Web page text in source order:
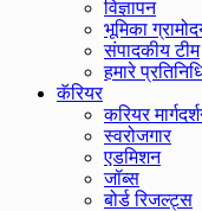
विज्ञापन
भूमिका
संपादकीय टीम
हमारे
कॅरियर
करियर
स्वरोजगार
एडमिशन
जॉब्स
बोर्ड रिजल्ट्स